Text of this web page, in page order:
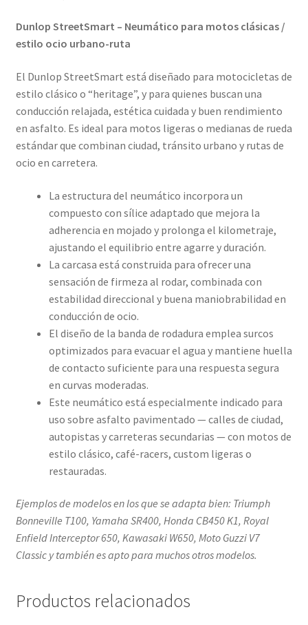
Dunlop StreetSmart – Neumático para motos clásicas /
estilo ocio urbano-ruta
El Dunlop StreetSmart está diseñado para motocicletas de
estilo clásico o “heritage”, y para quienes buscan una
conducción relajada, estética cuidada y buen rendimiento
en asfalto. Es ideal para motos ligeras o medianas de rueda
estándar que combinan ciudad, tránsito urbano y rutas de
ocio en carretera.
La estructura del neumático incorpora un
compuesto con sílice adaptado que mejora la
adherencia en mojado y prolonga el kilometraje,
ajustando el equilibrio entre agarre y duración.
La carcasa está construida para ofrecer una
sensación de firmeza al rodar, combinada con
estabilidad direccional y buena maniobrabilidad en
conducción de ocio.
El diseño de la banda de rodadura emplea surcos
optimizados para evacuar el agua y mantiene huella
de contacto suficiente para una respuesta segura
en curvas moderadas.
Este neumático está especialmente indicado para
uso sobre asfalto pavimentado — calles de ciudad,
autopistas y carreteras secundarias — con motos de
estilo clásico, café-racers, custom ligeras o
restauradas.
Ejemplos de modelos en los que se adapta bien: Triumph
Bonneville T100, Yamaha SR400, Honda CB450 K1, Royal
Enfield Interceptor 650, Kawasaki W650, Moto Guzzi V7
Classic y también es apto para muchos otros modelos.
Productos relacionados